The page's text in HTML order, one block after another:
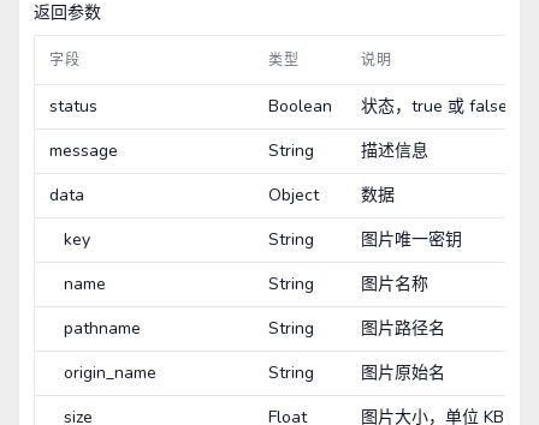
返回参数
字段 类型 说明
status Boolean
状态，true 或 false
message
String
描述信息
data
Object
数据
key
String
图片唯一密钥
name
String
图片名称
pathname
String
图片路径名
origin_name
String
图片原始名
size
Float 图片大小，单位 KB